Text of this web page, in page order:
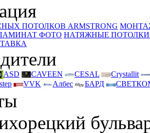
ПОТОЛКОВ ARMSTRONG
ФОТО НАТЯЖНЫЕ ПОТОЛКИ
ASD CAVEEN CESAL
Crystallit
VVK Албес БАРД